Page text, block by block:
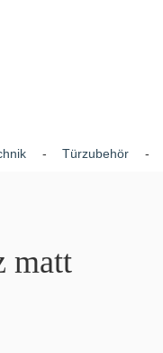
Türzubehör
matt